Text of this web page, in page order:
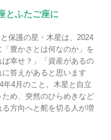
とふたご座に
保護の星・木星は、2024
豊かさとは何なのか」を
幸せ？」「資産があるの
答えがあると思います
年4月のこと。木星と自立
め、突然のひらめきなど
方向へと舵を切る人が増